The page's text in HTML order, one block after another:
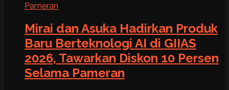
Mirai dan Asuka Hadirkan Produk
Baru Berteknologi AI di GIIAS
2026, Tawarkan Diskon 10 Persen
Selama Pameran